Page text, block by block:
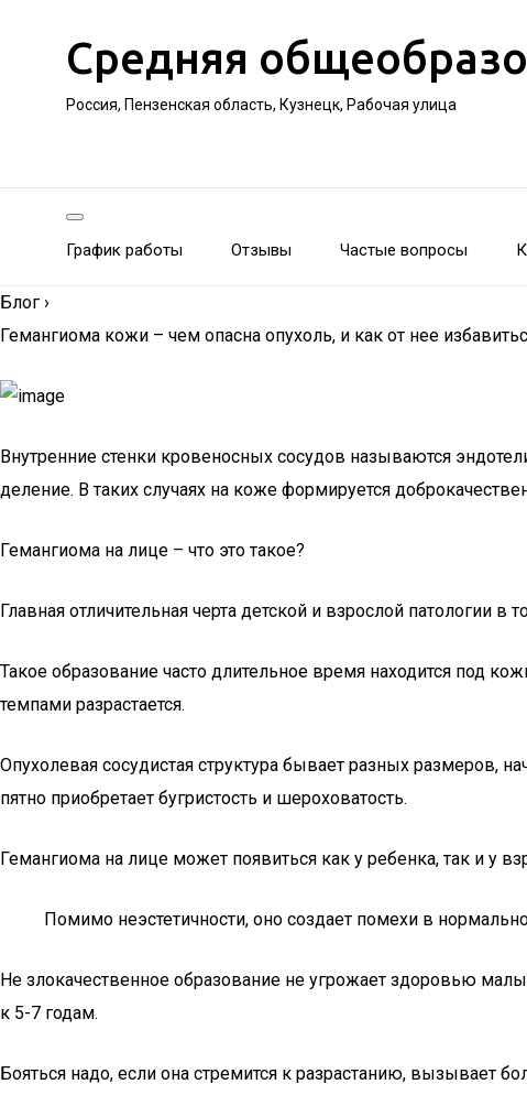
Средняя
Россия, Пензенская область, Кузнецк, Рабочая улица
График работы Отзывы Частые вопросы
Блог ›
Гемангиома кожи – чем опасна опухоль, и как от нее
Внутренние стенки кровеносных сосудов называются
деление. В таких случаях на коже формируется
Гемангиома на лице – что это такое?
Главная отличительная черта детской и взрослой патологии
Такое образование часто длительное время находится под
темпами разрастается.
Опухолевая сосудистая структура бывает разных размеров,
пятно приобретает бугристость и шероховатость.
Гемангиома на лице может появиться как у ребенка, так и у
Помимо неэстетичности, оно создает помехи в
Не злокачественное образование не угрожает здоровью
к 5-7 годам.
Бояться надо, если она стремится к разрастанию, вызывает